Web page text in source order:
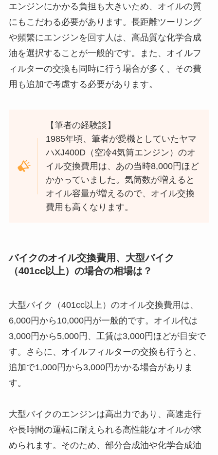
エンジンにかかる負担も大きいため、オイルの質
にもこだわる必要があります。長距離ツーリング
や頻繁にエンジンを回す人は、高品質な化学合成
油を選択することが一般的です。また、オイルフ
ィルターの交換も同時に行う場合が多く、その費
用も追加で考慮する必要があります。
【筆者の経験談】
1985年頃、筆者が愛機としていたヤマ
ハXJ400D（空冷4気筒エンジン）のオ
イル交換費用は、あの当時8,000円ほど
かかっていました。気筒数が増えると
オイル容量が増えるので、オイル交換
費用も高くなります。
バイクのオイル交換費用、大型バイク
（401cc以上）の場合の相場は？
大型バイク（401cc以上）のオイル交換費用は、
6,000円から10,000円が一般的です。オイル代は
3,000円から5,000円、工賃は3,000円ほどが目安で
す。さらに、オイルフィルターの交換も行うと、
追加で1,000円から3,000円かかる場合がありま
す。
大型バイクのエンジンは高出力であり、高速走行
や長時間の運転に耐えられる高性能なオイルが求
められます。そのため、部分合成油や化学合成油